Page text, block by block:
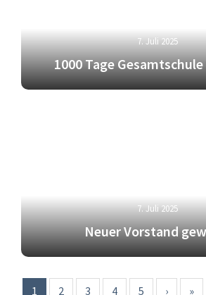
7. Juli 2025
1000 Tage
7. Juli 2025
Neuer Vorstand
1 2 3 4 5 › »